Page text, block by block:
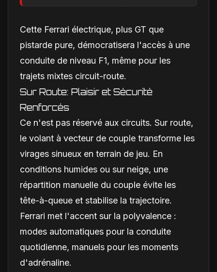
Cette Ferrari électrique, plus GT que
pistarde pure, démocratisera l'accès à une
conduite de niveau F1, même pour les
trajets mixtes circuit-route.
Sur Route: Plaisir et Sécurité
Renforcés
Ce n'est pas réservé aux circuits. Sur route,
le volant à vecteur de couple transforme les
virages sinueux en terrain de jeu. En
conditions humides ou sur neige, une
répartition manuelle du couple évite les
tête-à-queue et stabilise la trajectoire.
Ferrari met l'accent sur la polyvalence :
modes automatiques pour la conduite
quotidienne, manuels pour les moments
d'adrénaline.